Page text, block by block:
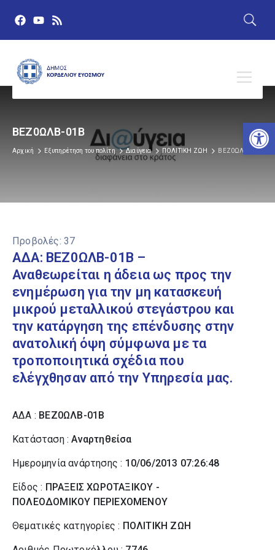
ΒΕΖ0ΩΛΒ-01Β
Αρχική Εξυπηρέτηση του πολίτη Διαύγεια ΠΟΛΙΤΙΚΗ ΖΩΗ ΒΕΖ0ΩΛΒ-01Β
Προβολές: 37
ΑΔΑ: ΒΕΖ0ΩΛΒ-01Β –
Αναθεωρείται η άδεια ως προς την
ενημέρωση για την μη κατασκευή
μικρού μεταλλικού στεγάστρου και
την κατάργηση της επένδυσης στην
ανατολική όψη σύμφωνα με τα
τροποποιητικά σχέδια που
ελέγχθησαν από την Υπηρεσία μας.
ΑΔΑ : ΒΕΖ0ΩΛΒ-01Β
Κατάσταση :Αναρτηθείσα
Ημερομηνία ανάρτησης : 10/06/2013 07:26:48
Είδος : ΠΡΑΞΕΙΣ ΧΩΡΟΤΑΞΙΚΟΥ -
ΠΟΛΕΟΔΟΜΙΚΟΥ ΠΕΡΙΕΧΟΜΕΝΟΥ
Θεματικές κατηγορίες : ΠΟΛΙΤΙΚΗ ΖΩΗ